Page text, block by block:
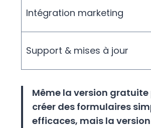
Intégration marketing
Support & mises à jour
Même la version
créer des formulaires
efficaces, mais la